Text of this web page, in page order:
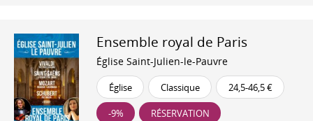
Ensemble royal de Paris
Église Saint-Julien-le-Pauvre
Église Classique 24,5-46,5 €
-9% RÉSERVATION